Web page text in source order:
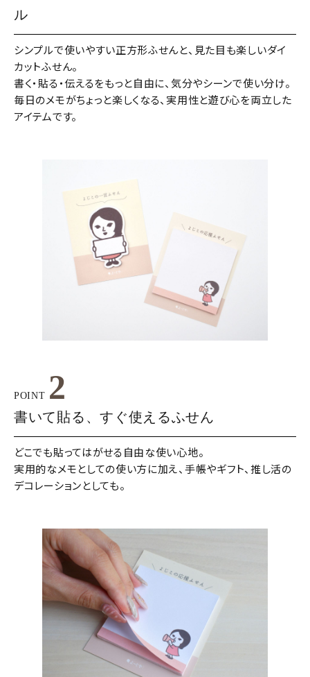
ル
シンプルで使いやすい正方形ふせんと、見た目も楽しいダイ
カットふせん。
書く・貼る・伝えるをもっと自由に、気分やシーンで使い分け。
毎日のメモがちょっと楽しくなる、実用性と遊び心を両立した
アイテムです。
POINT 2
書いて貼る、すぐ使えるふせん
どこでも貼ってはがせる自由な使い心地。
実用的なメモとしての使い方に加え、手帳やギフト、推し活の
デコレーションとしても。